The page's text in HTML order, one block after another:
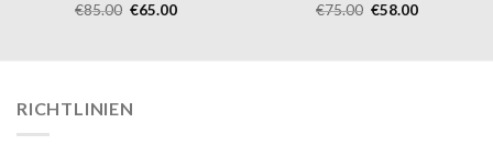
€85.00 €65.00
€75.00 €58.00
RICHTLINIEN